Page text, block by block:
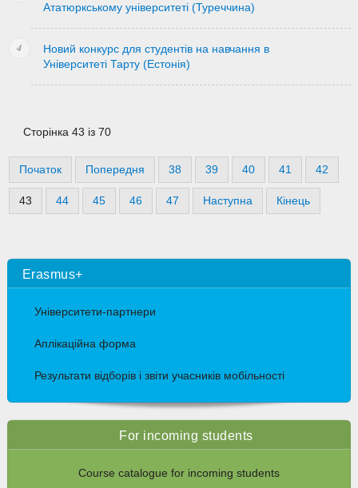
Ататюркському університеті (Туреччина)
Новий конкурс для студентів на навчання в
Університеті Тарту (Естонія)
Сторінка 43 із 70
Початок Попередня 38 39 40 41 42
43 44 45 46 47 Наступна Кінець
Erasmus+
Університети-партнери
Аплікаційна форма
Результати відборів і звіти учасників мобільності
For incoming students
Course catalogue for incoming students